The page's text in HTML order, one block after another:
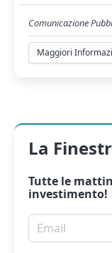
Comunicazione
Maggiori
La
Tutte le
investimento!
Email per